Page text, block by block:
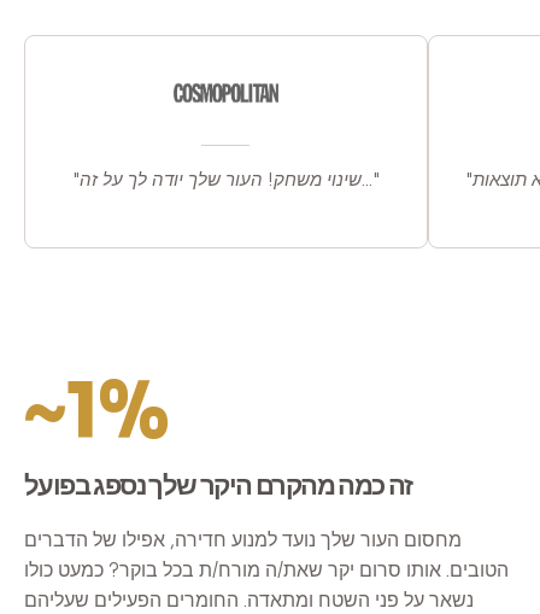
"שינוי משחק! העור שלך יודה לך על זה..."
~1%
זה כמה מהקרם היקר שלך נספג בפועל
מחסום העור שלך נועד למנוע חדירה, אפילו של הדברים
הטובים. אותו סרום יקר שאת/ה מורח/ת בכל בוקר? כמעט כולו
נשאר על פני השטח ומתאדה. החומרים הפעילים שעליהם